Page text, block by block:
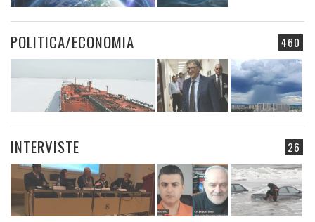
460
POLITICA/ECONOMIA
26
INTERVISTE